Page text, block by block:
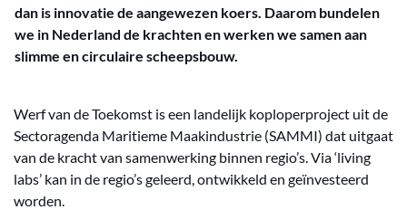
dan is innovatie de aangewezen koers. Daarom bundelen
we in Nederland de krachten en werken we samen aan
slimme en circulaire scheepsbouw.
Werf van de Toekomst is een landelijk koploperproject uit de
Sectoragenda Maritieme Maakindustrie (SAMMI) dat uitgaat
van de kracht van samenwerking binnen regio’s. Via ‘living
labs’ kan in de regio’s geleerd, ontwikkeld en geïnvesteerd
worden.